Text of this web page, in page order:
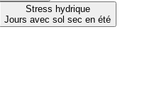
Stress hydrique
Jours avec sol sec en été